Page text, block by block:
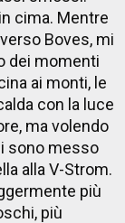
cima. Mentre
Boves, mi
dei momenti
ai monti, le
con la luce
ma volendo
sono messo
alla V-Strom.
più
più